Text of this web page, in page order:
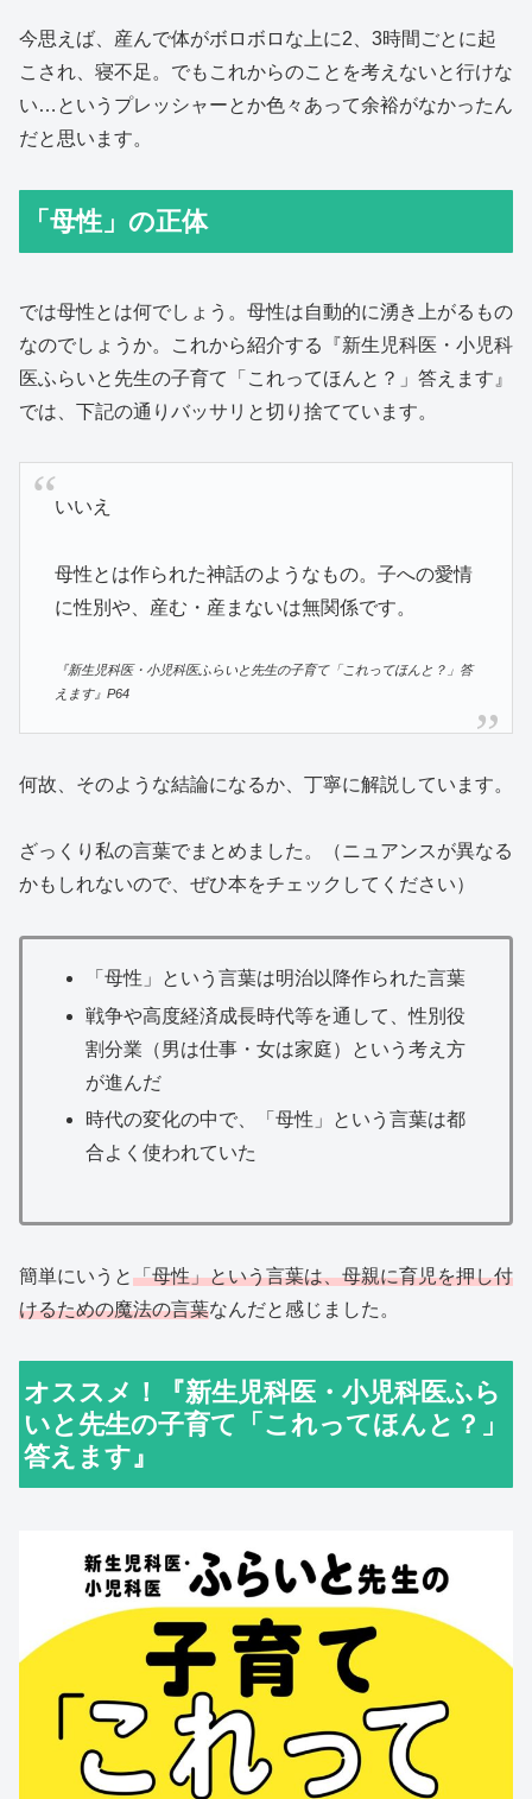
今思えば、産んで体がボロボロな上に2、3時間ごとに起
こされ、寝不足。でもこれからのことを考えないと行けな
い…というプレッシャーとか色々あって余裕がなかったん
だと思います。
「母性」の正体
では母性とは何でしょう。母性は自動的に湧き上がるもの
なのでしょうか。これから紹介する『新生児科医・小児科
医ふらいと先生の子育て「これってほんと？」答えます』
では、下記の通りバッサリと切り捨てています。
いいえ
母性とは作られた神話のようなもの。子への愛情
に性別や、産む・産まないは無関係です。
『新生児科医・小児科医ふらいと先生の子育て「これってほんと？」答
えます』P64
何故、そのような結論になるか、丁寧に解説しています。
ざっくり私の言葉でまとめました。（ニュアンスが異なる
かもしれないので、ぜひ本をチェックしてください）
「母性」という言葉は明治以降作られた言葉
戦争や高度経済成長時代等を通して、性別役
割分業（男は仕事・女は家庭）という考え方
が進んだ
時代の変化の中で、「母性」という言葉は都
合よく使われていた
簡単にいうと「母性」という言葉は、母親に育児を押し付
けるための魔法の言葉なんだと感じました。
オススメ！『新生児科医・小児科医ふら
いと先生の子育て「これってほんと？」
答えます』